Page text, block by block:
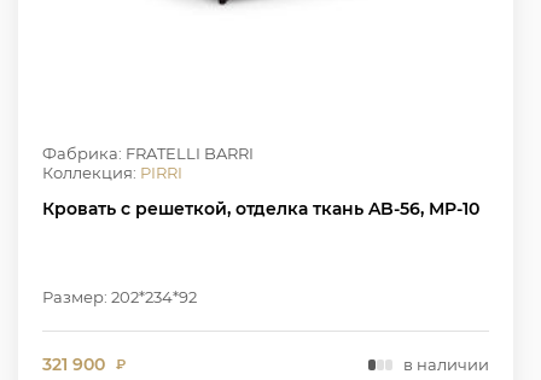
Фабрика: FRATELLI BARRI
Коллекция: PIRRI
Кровать с решеткой, отделка ткань AB-56, MP-10
Размер: 202*234*92
321 900 ₽ в наличии